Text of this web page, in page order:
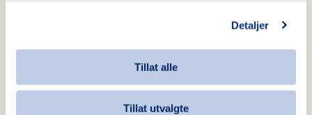
Detaljer
Tillat alle
Tillat utvalgte
bort måtte